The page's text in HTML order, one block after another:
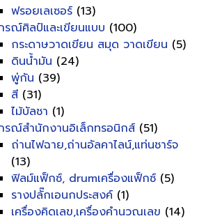
ฟรอยเลเซอร์ (13)
รณ์ศิลป์และเขียนแบบ (100)
กระดาษวาดเขียน สมุด วาดเขียน (5)
ดินน้ำมัน (24)
พู่กัน (39)
สี (31)
ไม้บัลชา (1)
รณ์สำนักงานอิเล็กทรอนิกส์ (51)
ถ่านไฟฉาย,ถ่านอัลคาไลน์,แท่นชาร์จ
(13)
ฟิลม์แฟ็กซ์, drumเครื่องแฟ็กซ์ (5)
รางปลั๊กเอนกประสงค์ (1)
เครื่องคิดเลข,เครื่องคำนวณเลข (14)